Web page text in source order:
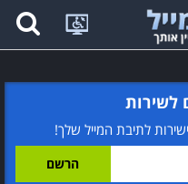
לשירות
לתיבת המייל שלך!